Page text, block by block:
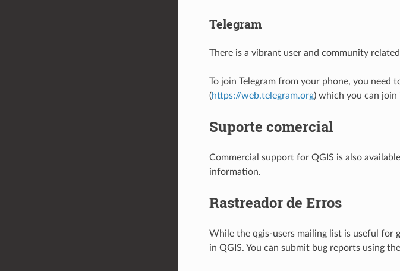
Telegram
There is a vibrant user and community
To join Telegram from your phone, you need
(https://web.telegram.org) which you can join
Suporte comercial
Commercial support for QGIS is also
information.
Rastreador de Erros
While the qgis-users mailing list is useful for
in QGIS. You can submit bug reports using the